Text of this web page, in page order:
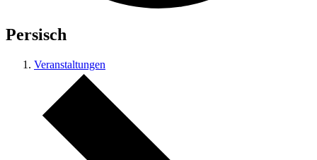
Persisch
Veranstaltungen